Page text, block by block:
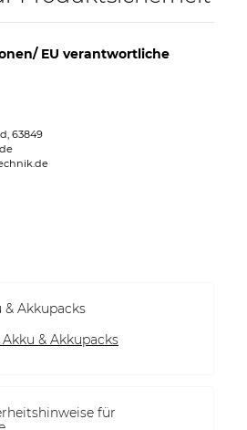
EU verantwortliche
63849
& Akkupacks
& Akkupacks
für